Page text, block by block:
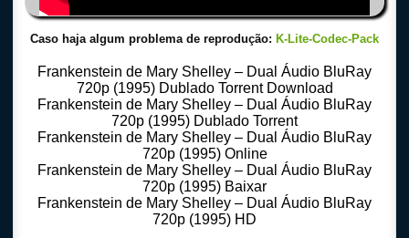
Caso haja algum problema de reprodução: K-Lite-Codec-Pack
Frankenstein de Mary Shelley – Dual Áudio BluRay
720p (1995) Dublado Torrent Download
Frankenstein de Mary Shelley – Dual Áudio BluRay
720p (1995) Dublado Torrent
Frankenstein de Mary Shelley – Dual Áudio BluRay
720p (1995) Online
Frankenstein de Mary Shelley – Dual Áudio BluRay
720p (1995) Baixar
Frankenstein de Mary Shelley – Dual Áudio BluRay
720p (1995) HD